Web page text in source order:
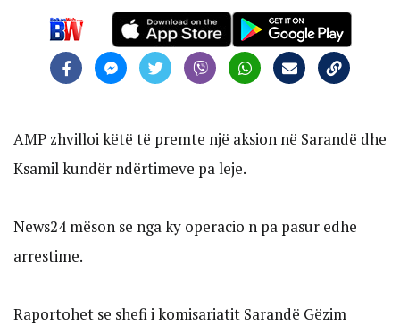
AMP zhvilloi këtë të premte një aksion në Sarandë dhe
Ksamil kundër ndërtimeve pa leje.
News24 mëson se nga ky operacio n pa pasur edhe
arrestime.
Raportohet se shefi i komisariatit Sarandë Gëzim